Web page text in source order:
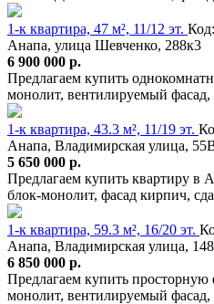
1-к квартира, 47 м², 11/12 эт.
Анапа, улица Шевченко, 288к3
6 900 000 р.
Предлагаем купить
монолит, вентилируемый фасад,
1-к квартира, 43.3 м², 11/19 эт.
Анапа, Владимирская улица,
5 650 000 р.
Предлагаем купить квартиру в
блок-монолит, фасад кирпич,
1-к квартира, 59.3 м², 16/20 эт.
Анапа, Владимирская улица,
6 850 000 р.
Предлагаем купить
монолит, вентилируемый фасад,